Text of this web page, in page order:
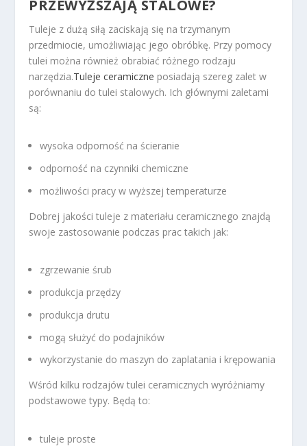
PRZEWYŻSZAJĄ STALOWE?
Tuleje z dużą siłą zaciskają się na trzymanym
przedmiocie, umożliwiając jego obróbkę. Przy pomocy
tulei można również obrabiać różnego rodzaju
narzędzia.Tuleje ceramiczne posiadają szereg zalet w
porównaniu do tulei stalowych. Ich głównymi zaletami
są:
wysoka odporność na ścieranie
odporność na czynniki chemiczne
możliwości pracy w wyższej temperaturze
Dobrej jakości tuleje z materiału ceramicznego znajdą
swoje zastosowanie podczas prac takich jak:
zgrzewanie śrub
produkcja przędzy
produkcja drutu
mogą służyć do podajników
wykorzystanie do maszyn do zaplatania i krępowania
Wśród kilku rodzajów tulei ceramicznych wyróżniamy
podstawowe typy. Będą to:
tuleje proste